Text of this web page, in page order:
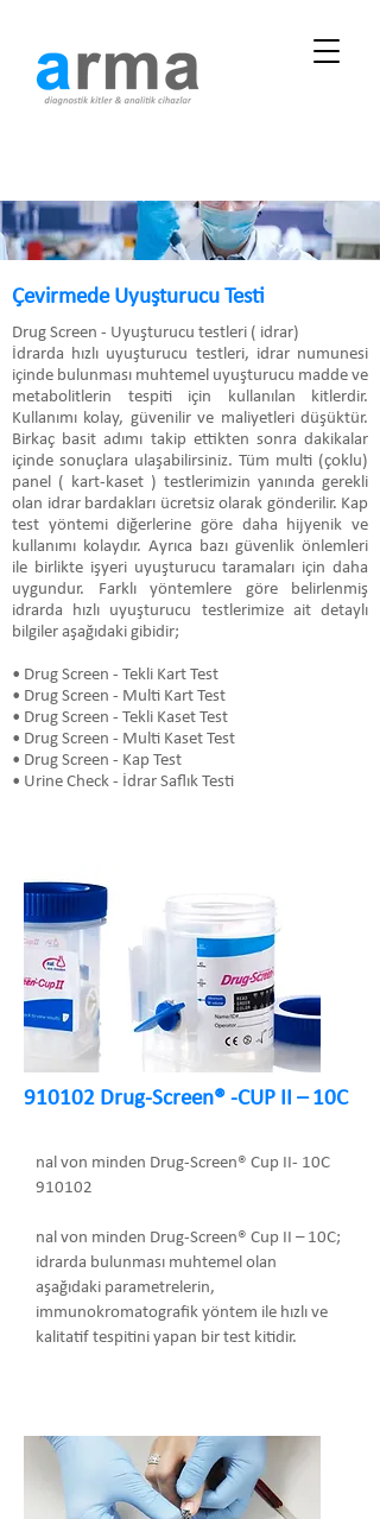
Çevirmede Uyuşturucu Testi
Drug Screen - Uyuşturucu testleri ( idrar)
İdrarda hızlı uyuşturucu testleri, idrar numunesi
içinde bulunması muhtemel uyuşturucu madde ve
metabolitlerin tespiti için kullanılan kitlerdir.
Kullanımı kolay, güvenilir ve maliyetleri düşüktür.
Birkaç basit adımı takip ettikten sonra dakikalar
içinde sonuçlara ulaşabilirsiniz. Tüm multi (çoklu)
panel ( kart-kaset ) testlerimizin yanında gerekli
olan idrar bardakları ücretsiz olarak gönderilir. Kap
test yöntemi diğerlerine göre daha hijyenik ve
kullanımı kolaydır. Ayrıca bazı güvenlik önlemleri
ile birlikte işyeri uyuşturucu taramaları için daha
uygundur. Farklı yöntemlere göre belirlenmiş
idrarda hızlı uyuşturucu testlerimize ait detaylı
bilgiler aşağıdaki gibidir;
• Drug Screen - Tekli Kart Test
• Drug Screen - Multi Kart Test
• Drug Screen - Tekli Kaset Test
• Drug Screen - Multi Kaset Test
• Drug Screen - Kap Test
• Urine Check - İdrar Saflık Testi
910102 Drug-Screen® -CUP II – 10C
nal von minden Drug-Screen® Cup II- 10C
910102
nal von minden Drug-Screen® Cup II – 10C;
idrarda bulunması muhtemel olan
aşağıdaki parametrelerin,
immunokromatografik yöntem ile hızlı ve
kalitatif tespitini yapan bir test kitidir.